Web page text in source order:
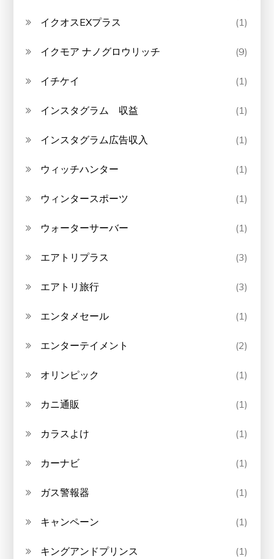
イクオスEXプラス (1)
イクモア ナノグロウリッチ (9)
イチケイ (1)
インスタグラム 収益 (1)
インスタグラム広告収入 (1)
ウィッチハンター (1)
ウィンタースポーツ (1)
ウォーターサーバー (1)
エアトリプラス (3)
エアトリ旅行 (3)
エンタメセール (1)
エンターテイメント (2)
オリンピック (1)
カニ通販 (1)
カラスよけ (1)
カーナビ (1)
ガス警報器 (1)
キャンペーン (1)
キングアンドプリンス (1)